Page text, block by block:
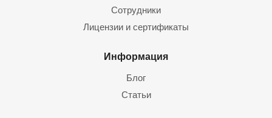
Сотрудники
Лицензии и сертификаты
Информация
Блог
Статьи